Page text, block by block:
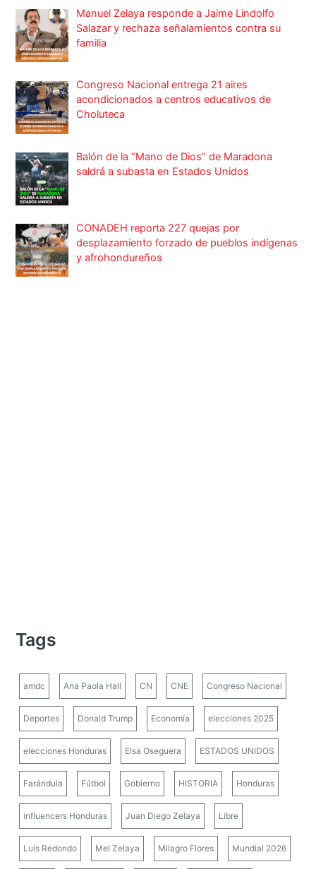
Manuel Zelaya responde a Jaime Lindolfo
Salazar y rechaza señalamientos contra su
familia
Congreso Nacional entrega 21 aires
acondicionados a centros educativos de
Choluteca
Balón de la “Mano de Dios” de Maradona
saldrá a subasta en Estados Unidos
CONADEH reporta 227 quejas por
desplazamiento forzado de pueblos indígenas
y afrohondureños
Tags
amdc Ana Paola Hall CN CNE Congreso Nacional
Deportes Donald Trump Economía elecciones 2025
elecciones Honduras Elsa Oseguera ESTADOS UNIDOS
Farándula Fútbol Gobierno HISTORIA Honduras
influencers Honduras Juan Diego Zelaya Libre
Luis Redondo Mel Zelaya Milagro Flores Mundial 2026